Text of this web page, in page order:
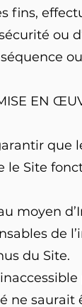
fins,
ou
EN
que
le Site
moyen
de
du Site.
ne saurait